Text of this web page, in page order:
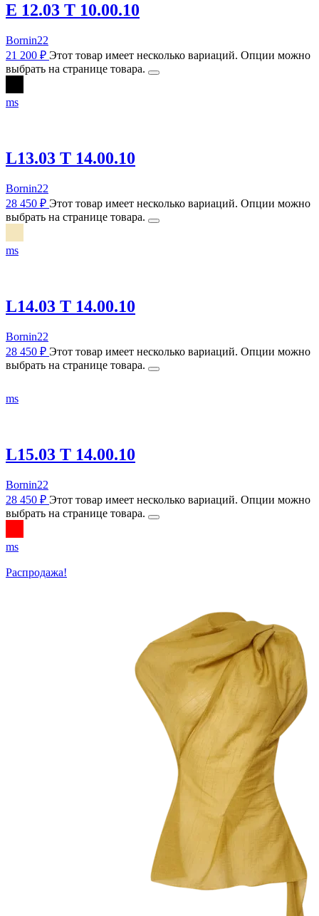
E 12.03 T 10.00.10
Bornin22
21 200 ₽ Этот товар имеет несколько вариаций. Опции можно
выбрать на странице товара.
ms
L13.03 T 14.00.10
Bornin22
28 450 ₽ Этот товар имеет несколько вариаций. Опции можно
выбрать на странице товара.
ms
L14.03 T 14.00.10
Bornin22
28 450 ₽ Этот товар имеет несколько вариаций. Опции можно
выбрать на странице товара.
ms
L15.03 T 14.00.10
Bornin22
28 450 ₽ Этот товар имеет несколько вариаций. Опции можно
выбрать на странице товара.
ms
Распродажа!